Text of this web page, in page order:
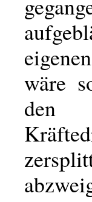
wäre
den